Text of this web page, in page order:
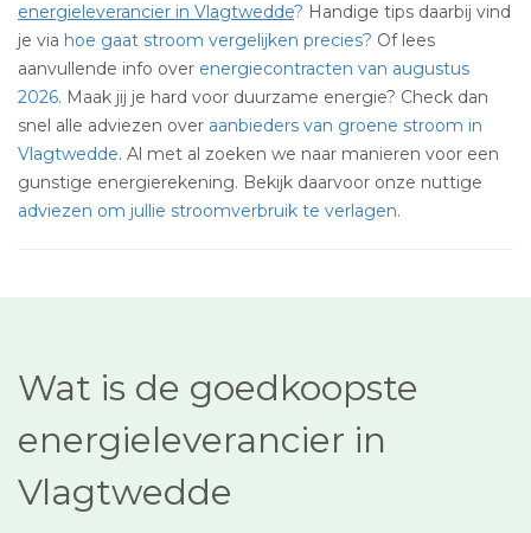
energieleverancier in Vlagtwedde? Handige tips daarbij vind
je via hoe gaat stroom vergelijken precies? Of lees
aanvullende info over energiecontracten van augustus
2026. Maak jij je hard voor duurzame energie? Check dan
snel alle adviezen over aanbieders van groene stroom in
Vlagtwedde. Al met al zoeken we naar manieren voor een
gunstige energierekening. Bekijk daarvoor onze nuttige
adviezen om jullie stroomverbruik te verlagen.
Wat is de goedkoopste
energieleverancier in
Vlagtwedde